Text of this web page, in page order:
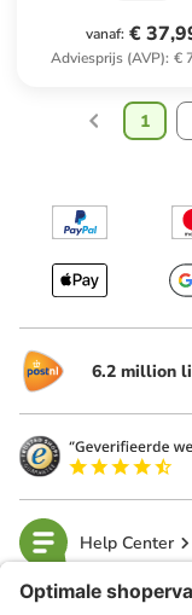
vanaf: €
Adviesprijs (AVP): €
1
6.2 million
Help Center